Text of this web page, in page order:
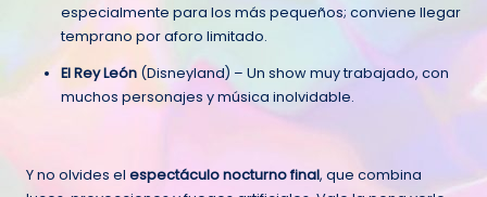
especialmente para los más pequeños; conviene llegar
temprano por aforo limitado.
El Rey León (Disneyland) – Un show muy trabajado, con
muchos personajes y música inolvidable.
Y no olvides el espectáculo nocturno final, que combina